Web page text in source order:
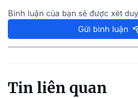
Bình luận của bạn sẽ được xét
Gửi bình luận
Tin liên quan